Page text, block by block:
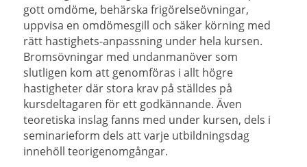
gott omdöme, behärska frigörelseövningar,
uppvisa en omdömesgill och säker körning med
rätt hastighets-anpassning under hela kursen.
Bromsövningar med undanmanöver som
slutligen kom att genomföras i allt högre
hastigheter där stora krav på ställdes på
kursdeltagaren för ett godkännande. Även
teoretiska inslag fanns med under kursen, dels i
seminarieform dels att varje utbildningsdag
innehöll teorigenomgångar.